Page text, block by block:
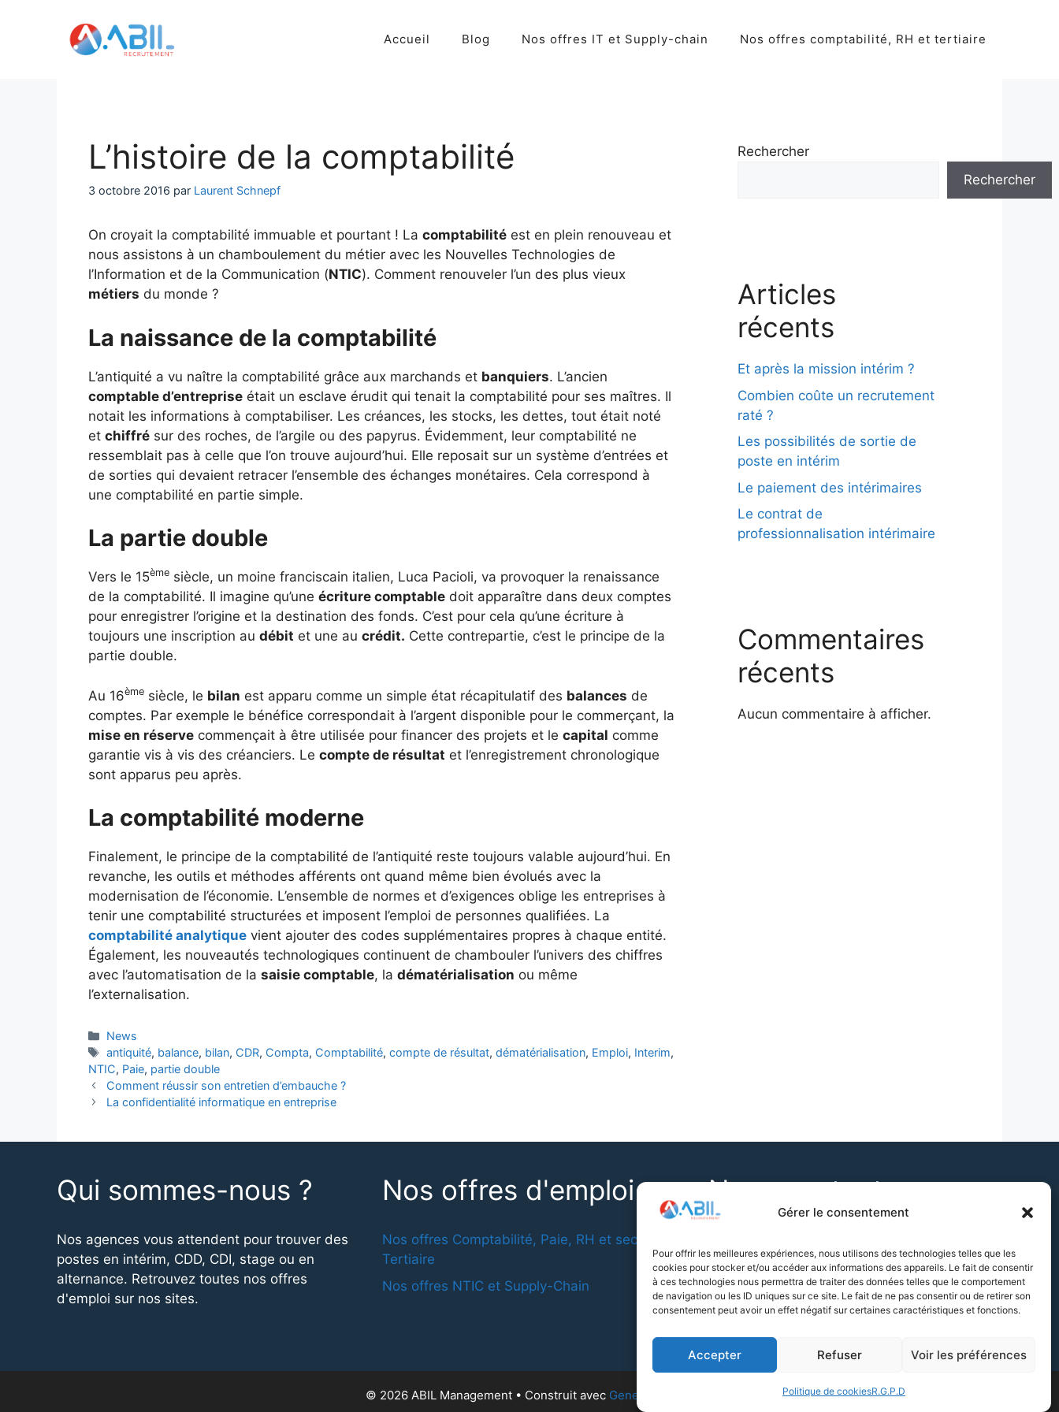
Gérer le consentement
Pour offrir les meilleures expériences, nous utilisons des technologies telles que les
cookies pour stocker et/ou accéder aux informations des appareils. Le fait de consentir
à ces technologies nous permettra de traiter des données telles que le comportement
de navigation ou les ID uniques sur ce site. Le fait de ne pas consentir ou de retirer son
consentement peut avoir un effet négatif sur certaines caractéristiques et fonctions.
Accepter Refuser Voir les préférences
Politique de cookiesR.G.P.D
Accueil Blog Nos offres IT et Supply-chain Nos offres comptabilité, RH et tertiaire
L’histoire de la comptabilité
3 octobre 2016 par Laurent Schnepf
On croyait la comptabilité immuable et pourtant ! La comptabilité est en plein renouveau et
nous assistons à un chamboulement du métier avec les Nouvelles Technologies de
l’Information et de la Communication (NTIC). Comment renouveler l’un des plus vieux
métiers du monde ?
La naissance de la comptabilité
L’antiquité a vu naître la comptabilité grâce aux marchands et banquiers. L’ancien
comptable d’entreprise était un esclave érudit qui tenait la comptabilité pour ses maîtres. Il
notait les informations à comptabiliser. Les créances, les stocks, les dettes, tout était noté
et chiffré sur des roches, de l’argile ou des papyrus. Évidemment, leur comptabilité ne
ressemblait pas à celle que l’on trouve aujourd’hui. Elle reposait sur un système d’entrées et
de sorties qui devaient retracer l’ensemble des échanges monétaires. Cela correspond à
une comptabilité en partie simple.
La partie double
Vers le 15ème siècle, un moine franciscain italien, Luca Pacioli, va provoquer la renaissance
de la comptabilité. Il imagine qu’une écriture comptable doit apparaître dans deux comptes
pour enregistrer l’origine et la destination des fonds. C’est pour cela qu’une écriture à
toujours une inscription au débit et une au crédit. Cette contrepartie, c’est le principe de la
partie double.
Au 16ème siècle, le bilan est apparu comme un simple état récapitulatif des balances de
comptes. Par exemple le bénéfice correspondait à l’argent disponible pour le commerçant, la
mise en réserve commençait à être utilisée pour financer des projets et le capital comme
garantie vis à vis des créanciers. Le compte de résultat et l’enregistrement chronologique
sont apparus peu après.
La comptabilité moderne
Finalement, le principe de la comptabilité de l’antiquité reste toujours valable aujourd’hui. En
revanche, les outils et méthodes afférents ont quand même bien évolués avec la
modernisation de l’économie. L’ensemble de normes et d’exigences oblige les entreprises à
tenir une comptabilité structurées et imposent l’emploi de personnes qualifiées. La
comptabilité analytique vient ajouter des codes supplémentaires propres à chaque entité.
Également, les nouveautés technologiques continuent de chambouler l’univers des chiffres
avec l’automatisation de la saisie comptable, la dématérialisation ou même
l’externalisation.
Catégories
News
Étiquettes
antiquité, balance, bilan, CDR, Compta, Comptabilité,compte de résultat,dématérialisation, Emploi, Interim,
NTIC, Paie, partie double
Comment réussir son entretien d’embauche ?
La confidentialité informatique en entreprise
Rechercher
Rechercher
Articles
récents
Et après la mission intérim ?
Combien coûte un recrutement
raté ?
Les possibilités de sortie de
poste en intérim
Le paiement des intérimaires
Le contrat de
professionnalisation intérimaire
Commentaires
récents
Aucun commentaire à afficher.
Qui sommes-nous ?
Nos agences vous attendent pour trouver des
postes en intérim, CDD, CDI, stage ou en
alternance. Retrouvez toutes nos offres
d'emploi sur nos sites.
Nos offres d'emploi
Nos offres Comptabilité, Paie, RH et secteur
Tertiaire
Nos offres NTIC et Supply-Chain
Nous contacter
nous contacter par e-mail ou par téléphone.
Contactez-nouspar e-mail
© 2026 ABIL Management • Construit avec GeneratePress